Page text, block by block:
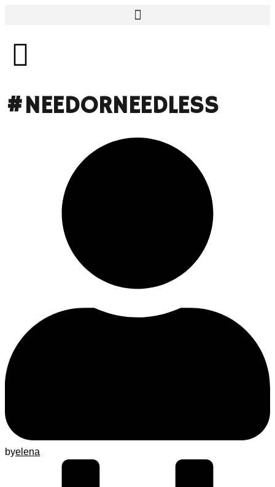
#NEEDORNEEDLESS
byelena